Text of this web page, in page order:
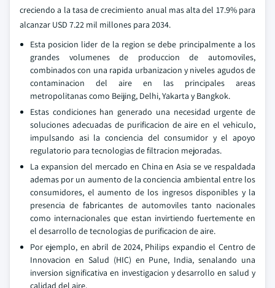
creciendo a la tasa de crecimiento anual mas alta del 17.9% para
alcanzar USD 7.22 mil millones para 2034.
Esta posicion lider de la region se debe principalmente a los
grandes volumenes de produccion de automoviles,
combinados con una rapida urbanizacion y niveles agudos de
contaminacion del aire en las principales areas
metropolitanas como Beijing, Delhi, Yakarta y Bangkok.
Estas condiciones han generado una necesidad urgente de
soluciones adecuadas de purificacion de aire en el vehiculo,
impulsando asi la conciencia del consumidor y el apoyo
regulatorio para tecnologias de filtracion mejoradas.
La expansion del mercado en China en Asia se ve respaldada
ademas por un aumento de la conciencia ambiental entre los
consumidores, el aumento de los ingresos disponibles y la
presencia de fabricantes de automoviles tanto nacionales
como internacionales que estan invirtiendo fuertemente en
el desarrollo de tecnologias de purificacion de aire.
Por ejemplo, en abril de 2024, Philips expandio el Centro de
Innovacion en Salud (HIC) en Pune, India, senalando una
inversion significativa en investigacion y desarrollo en salud y
calidad del aire.